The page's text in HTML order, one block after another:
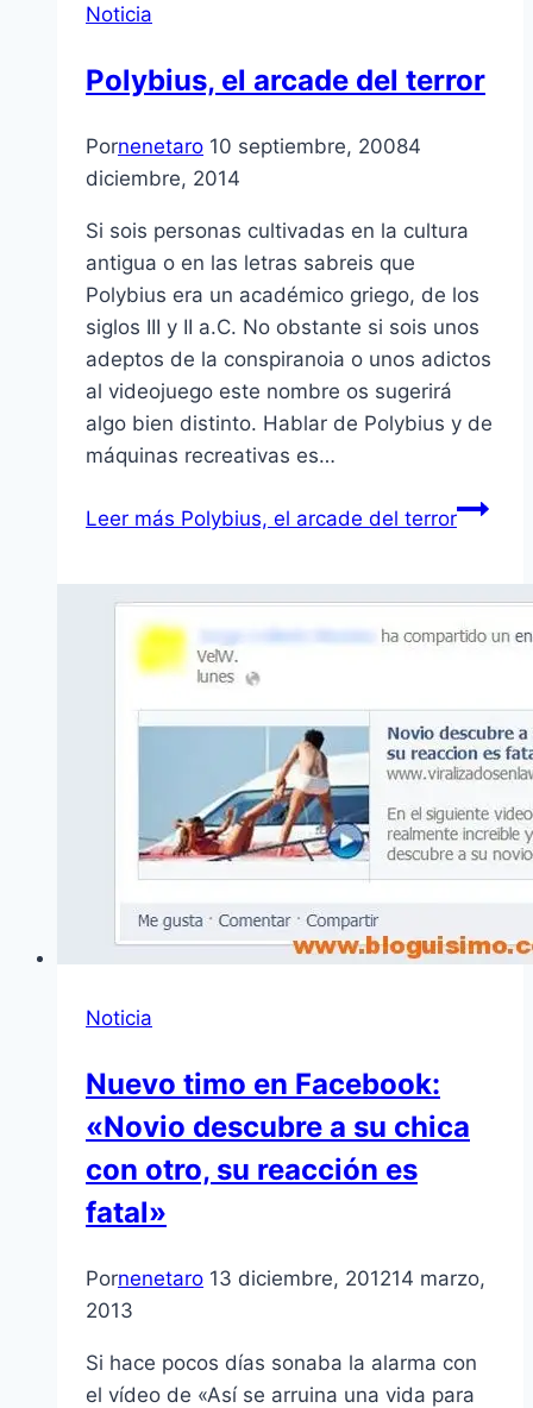
Noticia
Polybius, el arcade del terror
Pornenetaro 10 septiembre, 20084
diciembre, 2014
Si sois personas cultivadas en la cultura
antigua o en las letras sabreis que
Polybius era un académico griego, de los
siglos III y II a.C. No obstante si sois unos
adeptos de la conspiranoia o unos adictos
al videojuego este nombre os sugerirá
algo bien distinto. Hablar de Polybius y de
máquinas recreativas es…
Leer más Polybius, el arcade del terror
Noticia
Nuevo timo en Facebook:
«Novio descubre a su chica
con otro, su reacción es
fatal»
Pornenetaro 13 diciembre, 201214 marzo,
2013
Si hace pocos dí­as sonaba la alarma con
el ví­deo de «Así­ se arruina una vida para